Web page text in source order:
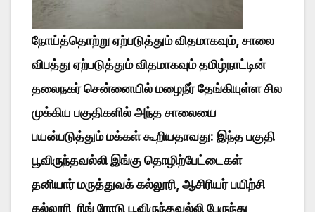
நோய்த்தொற்று ஏற்படுத்தும் விதமாகவும், சாலை
விபத்து ஏற்படுத்தும் விதமாகவும் தமிழ்நாட்டின்
தலைநகர் சென்னையில் மழைநீர் தேங்கியுள்ள சில
முக்கிய பகுதிகளில் அந்த சாலையை
பயன்படுத்தும் மக்கள் கூறியதாவது: இந்த பகுதி
பூவிருந்தவல்லி இங்கு தொழிற்பேட்டைகள்
தனியார் மருத்துவக் கல்லூரி, ஆசிரியர் பயிற்சி
கல்லூரி, ரிங் ரோடு பூவிருந்தவல்லி பேருந்து